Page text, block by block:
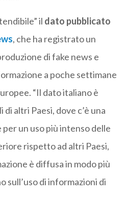
il dato pubblicato
, che ha registrato un
di fake news e
a poche settimane
“Il dato italiano è
altri Paesi, dove c’è una
un uso più intenso delle
rispetto ad altri Paesi,
è diffusa in modo più
sull’uso di informazioni di